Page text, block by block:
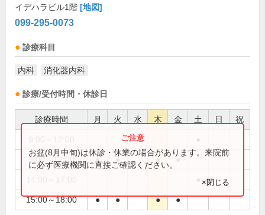
イデハラビル1階 [地図]
099-295-0073
診療科目
内科 消化器内科
診療/受付時間・休診日
診療時間 月 火 水 木 金 土 日 祝
9:00～13:00 ● ● ● ●
15:00～18:00 ● ● ● ●
お盆(8月中旬)は休診・休業の場合があります。来院前
に必ず医療機関に直接ご確認ください。
×閉じる